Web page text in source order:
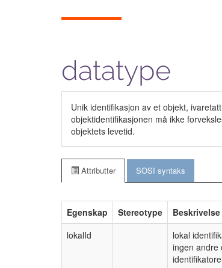
datatype
Unik identifikasjon av et objekt,
objektidentifikasjonen må ikke
objektets levetid.
Attributter SOSI syntaks
Egenskap Stereotype Beskrivelse
lokalId
lokal
ingen andre